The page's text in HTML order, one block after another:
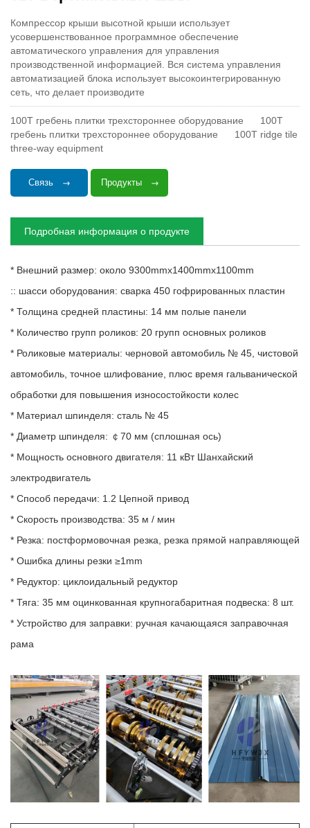
Компрессор крыши высотной крыши использует
усовершенствованное программное обеспечение
автоматического управления для управления
производственной информацией. Вся система управления
автоматизацией блока использует высокоинтегрированную
сеть, что делает производите
100T гребень плитки трехстороннее оборудование
100T
гребень плитки трехстороннее оборудование
100T ridge tile
three-way equipment
Связь Продукты
Подробная информация о продукте
* Внешний размер: около 9300mmx1400mmx1100mm
:: шасси оборудования: сварка 450 гофрированных пластин
* Толщина средней пластины: 14 мм полые панели
* Количество групп роликов: 20 групп основных роликов
* Роликовые материалы: черновой автомобиль № 45, чистовой
автомобиль, точное шлифование, плюс время гальванической
обработки для повышения износостойкости колес
* Материал шпинделя: сталь № 45
* Диаметр шпинделя: ￠70 мм (сплошная ось)
* Мощность основного двигателя: 11 кВт Шанхайский
электродвигатель
* Способ передачи: 1.2 Цепной привод
* Скорость производства: 35 м / мин
* Резка: постформовочная резка, резка прямой направляющей
* Ошибка длины резки ≥1mm
* Редуктор: циклоидальный редуктор
* Тяга: 35 мм оцинкованная крупногабаритная подвеска: 8 шт.
* Устройство для заправки: ручная качающаяся заправочная
рама